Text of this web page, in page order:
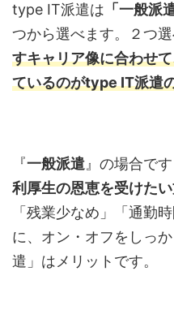
type IT派遣は 「一般派
つから選べます。２つ
すキャリア像に合わせ
ているのがtype IT派遣
『一般派遣』の場合です
利厚生の恩恵を受けた
「残業少なめ」「通勤
に、オン・オフをしっ
遣」はメリットです。